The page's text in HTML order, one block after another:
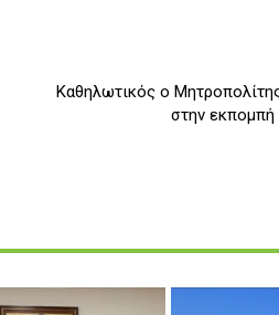
Καθηλωτικός ο
στην εκπομπή